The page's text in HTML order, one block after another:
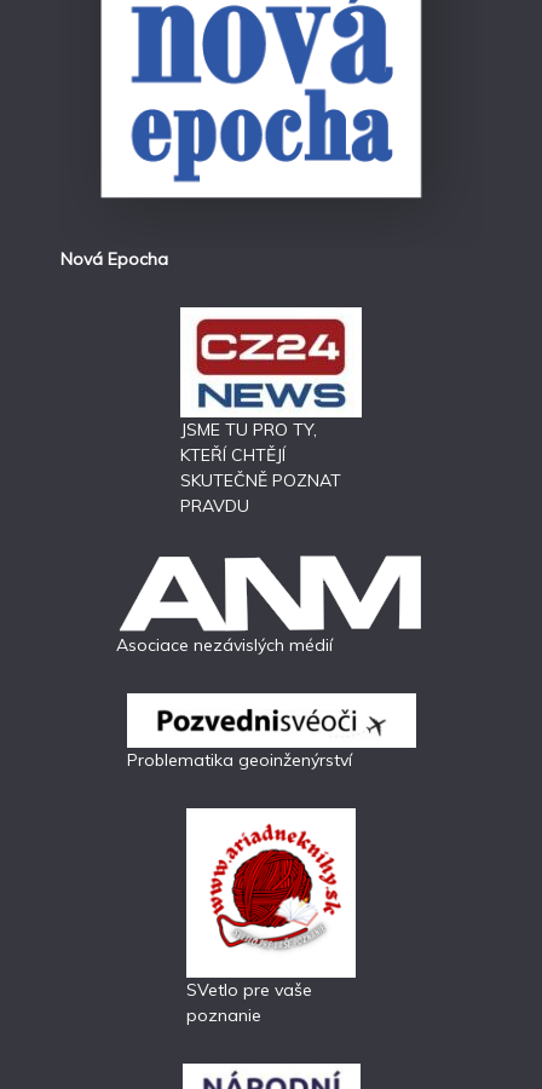
Nová Epocha
JSME TU PRO TY,
KTEŘÍ CHTĚJÍ
SKUTEČNĚ POZNAT
PRAVDU
Asociace nezávislých médií
Problematika geoinženýrství
SVetlo pre vaše
poznanie